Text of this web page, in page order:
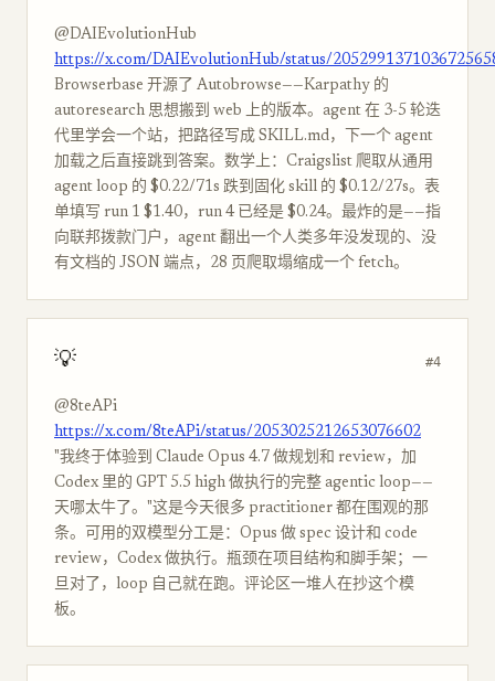
@DAIEvolutionHub
https://x.com/DAIEvolutionHub/status/
Browserbase 开源了 Autobrowse——Karpathy 的
autoresearch 思想搬到 web 上的版本。agent 在 3-5 轮迭
代里学会一个站，把路径写成 SKILL.md，下一个 agent
加载之后直接跳到答案。数学上：Craigslist 爬取从通用
agent loop 的 $0.22/71s 跌到固化 skill 的 $0.12/27s。表
单填写 run 1 $1.40，run 4 已经是 $0.24。最炸的是——指
向联邦拨款门户，agent 翻出一个人类多年没发现的、没
有文档的 JSON 端点，28 页爬取塌缩成一个 fetch。
💡 #4
@8teAPi
https://x.com/8teAPi/status/2053025212653076602
"我终于体验到 Claude Opus 4.7 做规划和 review，加
Codex 里的 GPT 5.5 high 做执行的完整 agentic loop——
天哪太牛了。"这是今天很多 practitioner 都在围观的那
条。可用的双模型分工是：Opus 做 spec 设计和 code
review，Codex 做执行。瓶颈在项目结构和脚手架；一
旦对了，loop 自己就在跑。评论区一堆人在抄这个模
板。